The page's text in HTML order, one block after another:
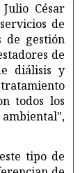
César
de
de gestión
de
diálisis y
todos los
tipo de